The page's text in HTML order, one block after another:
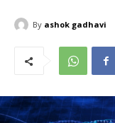
By ashok gadhavi